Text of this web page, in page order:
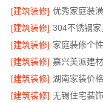
[建筑装修]
[建筑装修]
[建筑装修] 家庭装修个
[建筑装修] 嘉兴美派建
[建筑装修] 湖南家装价
[建筑装修]